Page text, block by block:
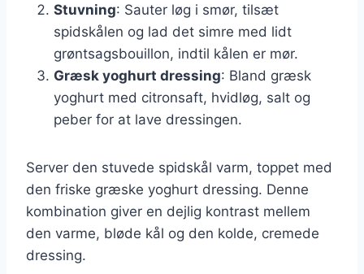
Stuvning: Sauter løg i smør, tilsæt
spidskålen og lad det simre med lidt
grøntsagsbouillon, indtil kålen er mør.
Græsk yoghurt dressing: Bland græsk
yoghurt med citronsaft, hvidløg, salt og
peber for at lave dressingen.
Server den stuvede spidskål varm, toppet med
den friske græske yoghurt dressing. Denne
kombination giver en dejlig kontrast mellem
den varme, bløde kål og den kolde, cremede
dressing.